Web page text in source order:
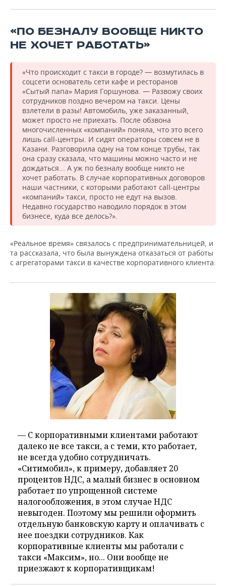
«ПО БЕЗНАЛУ ВООБЩЕ НИКТО
НЕ ХОЧЕТ РАБОТАТЬ»
«Что происходит с такси в городе? — возмутилась в
соцсети основатель сети кафе и ресторанов
«Сытый папа» Мария Горшунова. — Развожу своих
сотрудников поздно вечером на такси. Цены
взлетели в разы! Автомобиль, уже заказанный,
может просто не приехать. После обзвона
многочисленных «компаний» поняла, что это всего
лишь call-центры. И сидят операторы совсем не в
Казани. Разговорила одну на том конце трубы, так
она сразу сказала, что машины можно часто и не
дождаться... А уж по безналу вообще никто не
хочет работать. В случае корпоративных договоров
наши частники, с которыми работают call-центры
«компаний» такси, просто не едут на вызов.
Недавно государство наводило порядок в этом
бизнесе, куда все делось?».
«Реальное время» связалось с предпринимательницей, и
та рассказала, что была вынуждена отказаться от работы
с агрегаторами такси в качестве корпоративного клиента:
— С корпоративными клиентами работают
далеко не все такси, а с теми, кто работает,
не всегда удобно сотрудничать.
«Ситимобил», к примеру, добавляет 20
процентов НДС, а малый бизнес в основном
работает по упрощенной системе
налогообложения, в этом случае НДС
невыгоден. Поэтому мы решили оформить
отдельную банковскую карту и оплачивать с
нее поездки сотрудников. Как
корпоративные клиенты мы работали с
такси «Максим», но... Они вообще не
приезжают к корпоративщикам!